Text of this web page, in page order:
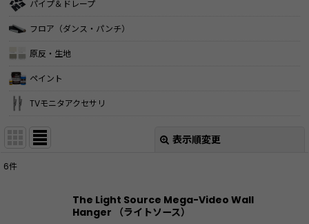
パイプ＆ドレープ
フロア（ダンス・パンチ）
原反・生地
ペイント
TVモニタアクセサリ
表示順変更
6件
The Light Source Mega-Video Wall
Hanger （ライトソース）